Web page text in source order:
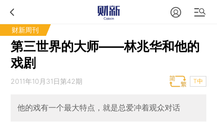
财新周刊
第三世界的大师——林兆华和他的
戏剧
2011年10月31日第42期 T中
他的戏有一个最大特点，就是总爱冲着观众对话